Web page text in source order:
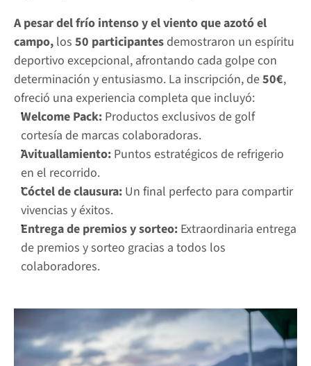
A pesar del frío intenso y el viento que azotó el
campo, los 50 participantes demostraron un espíritu
deportivo excepcional, afrontando cada golpe con
determinación y entusiasmo. La inscripción, de 50€,
ofreció una experiencia completa que incluyó:
Welcome Pack: Productos exclusivos de golf
cortesía de marcas colaboradoras.
Avituallamiento: Puntos estratégicos de refrigerio
en el recorrido.
Cóctel de clausura: Un final perfecto para compartir
vivencias y éxitos.
Entrega de premios y sorteo: Extraordinaria entrega
de premios y sorteo gracias a todos los
colaboradores.